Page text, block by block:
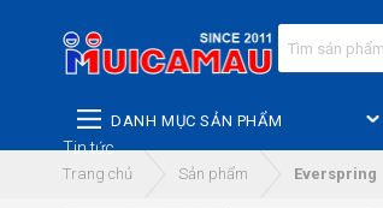
DANH MỤC SẢN PHẨM
Tin tức
Trang chủ Sản phẩm Everspring